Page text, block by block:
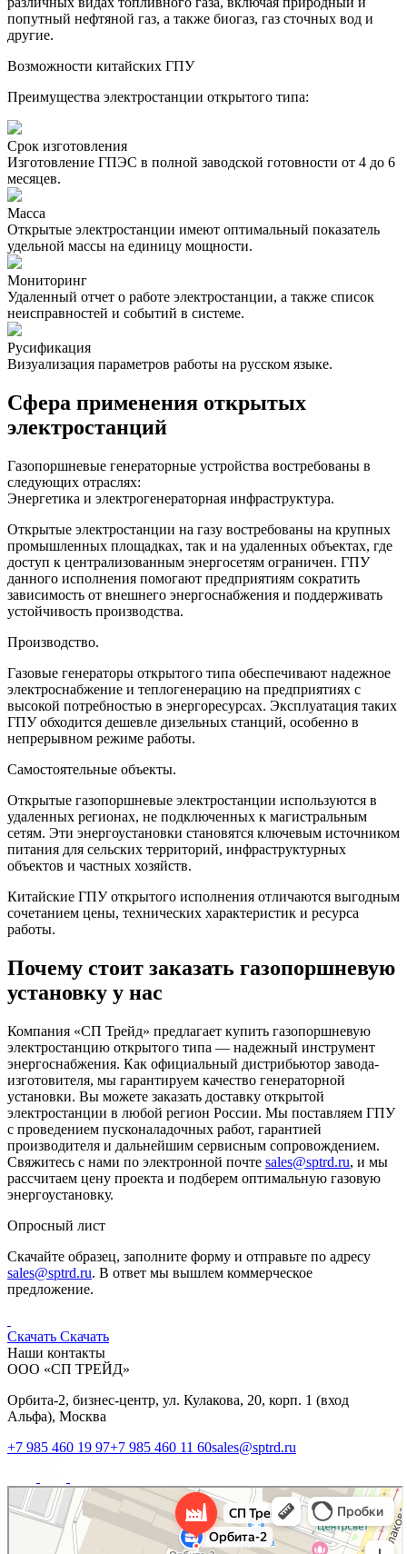
попутный нефтяной газ, а также биогаз, газ сточных вод и
другие.
Возможности китайских ГПУ
Преимущества электростанции открытого типа:
Срок изготовления
Изготовление ГПЭС в полной заводской готовности от 4 до 6
месяцев.
Масса
Открытые электростанции имеют оптимальный показатель
удельной массы на единицу мощности.
Мониторинг
Удаленный отчет о работе электростанции, а также список
неисправностей и событий в системе.
Русификация
Визуализация параметров работы на русском языке.
Сфера применения открытых
электростанций
Газопоршневые генераторные устройства востребованы в
следующих отраслях:
Энергетика и электрогенераторная инфраструктура.
Открытые электростанции на газу востребованы на крупных
промышленных площадках, так и на удаленных объектах, где
доступ к централизованным энергосетям ограничен. ГПУ
данного исполнения помогают предприятиям сократить
зависимость от внешнего энергоснабжения и поддерживать
устойчивость производства.
Производство.
Газовые генераторы открытого типа обеспечивают надежное
электроснабжение и теплогенерацию на предприятиях с
высокой потребностью в энергоресурсах. Эксплуатация таких
ГПУ обходится дешевле дизельных станций, особенно в
непрерывном режиме работы.
Самостоятельные объекты.
Открытые газопоршневые электростанции используются в
удаленных регионах, не подключенных к магистральным
сетям. Эти энергоустановки становятся ключевым источником
питания для сельских территорий, инфраструктурных
объектов и частных хозяйств.
Китайские ГПУ открытого исполнения отличаются выгодным
сочетанием цены, технических характеристик и ресурса
работы.
Почему стоит заказать газопоршневую
установку у нас
Компания «СП Трейд» предлагает купить газопоршневую
электростанцию открытого типа — надежный инструмент
энергоснабжения. Как официальный дистрибьютор завода-
изготовителя, мы гарантируем качество генераторной
установки. Вы можете заказать доставку открытой
электростанции в любой регион России. Мы поставляем ГПУ
с проведением пусконаладочных работ, гарантией
производителя и дальнейшим сервисным сопровождением.
Свяжитесь с нами по электронной почте sales@sptrd.ru, и мы
рассчитаем цену проекта и подберем оптимальную газовую
энергоустановку.
Опросный лист
Скачайте образец, заполните форму и отправьте по адресу
sales@sptrd.ru. В ответ мы вышлем коммерческое
предложение.
Скачать Скачать
Наши контакты
ООО «СП ТРЕЙД»
Орбита-2, бизнес-центр, ул. Кулакова, 20, корп. 1 (вход
Альфа), Москва
+7 985 460 19 97+7 985 460 11 60sales@sptrd.ru